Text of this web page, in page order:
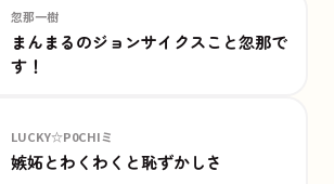
忽那一樹
まんまるのジョンサイクスこと忽那で
す！
LUCKY☆P0CHIミ
嫉妬とわくわくと恥ずかしさ